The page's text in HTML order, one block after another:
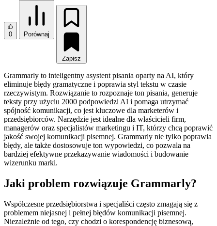
0 Porównaj
Zapisz
Grammarly to inteligentny asystent pisania oparty na AI, który
eliminuje błędy gramatyczne i poprawia styl tekstu w czasie
rzeczywistym. Rozwiązanie to rozpoznaje ton pisania, generuje
teksty przy użyciu 2000 podpowiedzi AI i pomaga utrzymać
spójność komunikacji, co jest kluczowe dla marketerów i
przedsiębiorców. Narzędzie jest idealne dla właścicieli firm,
managerów oraz specjalistów marketingu i IT, którzy chcą poprawić
jakość swojej komunikacji pisemnej. Grammarly nie tylko poprawia
błędy, ale także dostosowuje ton wypowiedzi, co pozwala na
bardziej efektywne przekazywanie wiadomości i budowanie
wizerunku marki.
Jaki problem rozwiązuje Grammarly?
Współczesne przedsiębiorstwa i specjaliści często zmagają się z
problemem niejasnej i pełnej błędów komunikacji pisemnej.
Niezależnie od tego, czy chodzi o korespondencję biznesową,